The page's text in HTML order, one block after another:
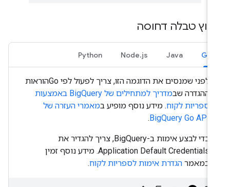
טבלה דחוסה
Java
Node.js
Python
לפני שמנסים את הדוגמה הזו, צריך לפעול לפי Goהוראות
ההגדרה שב
מדריך למתחילים של BigQuery באמצעות
ספריות לקוח. מידע נוסף מופיע במאמרי העזרה של
BigQueryGo
.
כדי לבצע אימות ב-BigQuery, צריך להגדיר את
Application Default Credentials. מידע נוסף זמין
במאמרהגדרת אימות לספריות לקוח.